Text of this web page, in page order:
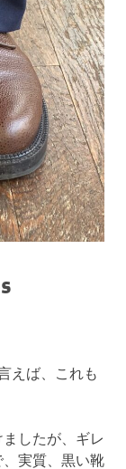
えば、これも
したが、ギレ
実質、黒い靴